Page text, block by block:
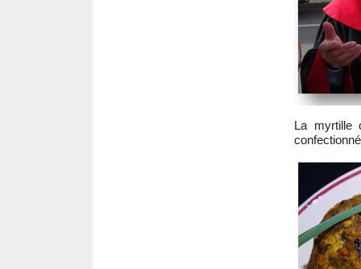
La myrtille